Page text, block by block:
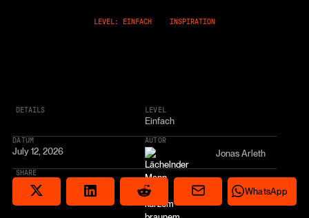
LEVEL: EINFACH INSPIRATION
DETAILS LEVEL
Einfach
DATUM
July 12, 2026
AUTOR
Jonas Arleth
SHARE
Auf X teilen Share on LinkedInShare on RedditShare via emailShare on
WhatsApp